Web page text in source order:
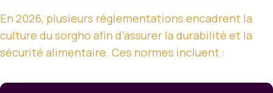
En 2026, plusieurs réglementations encadrent la
culture du sorgho afin d’assurer la durabilité et la
sécurité alimentaire. Ces normes incluent :